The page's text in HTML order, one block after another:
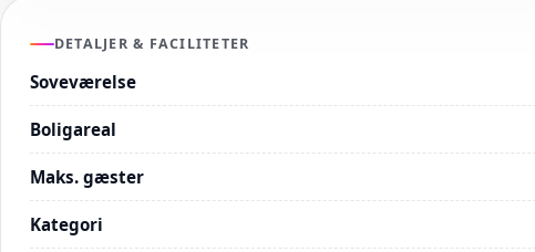
DETALJER & FACILITETER
Soveværelse
Boligareal
Maks. gæster
Kategori